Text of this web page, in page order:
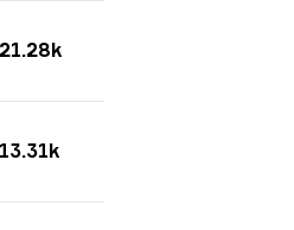
21.28k
13.31k